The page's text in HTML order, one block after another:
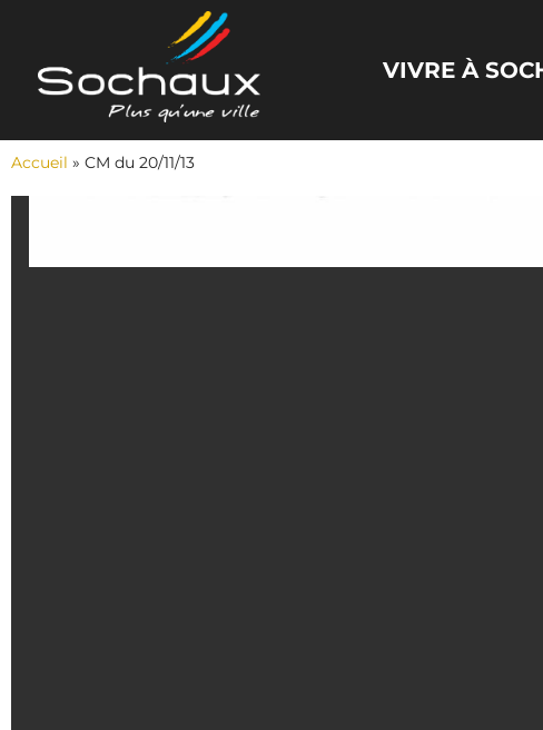
VIVRE À
Accueil » CM du 20/11/13
Panneau de gestion des cookies